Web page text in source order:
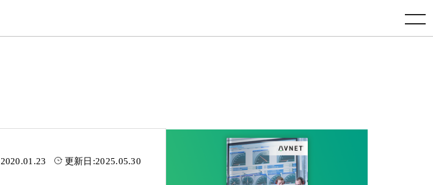
toggle navigation
2020.01.23 更新日:2025.05.30